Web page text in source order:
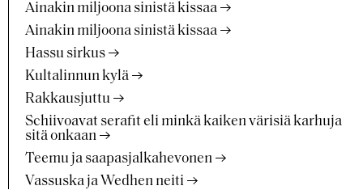
Ainakin miljoona sinistä kissaa
Ainakin miljoona sinistä kissaa
Hassu sirkus
Kultalinnun kylä
Rakkausjuttu
Schiivoavat serafit eli minkä kaiken värisiä karhuja
sitä onkaan
Teemu ja saapasjalkahevonen
Vassuska ja Wedhen neiti